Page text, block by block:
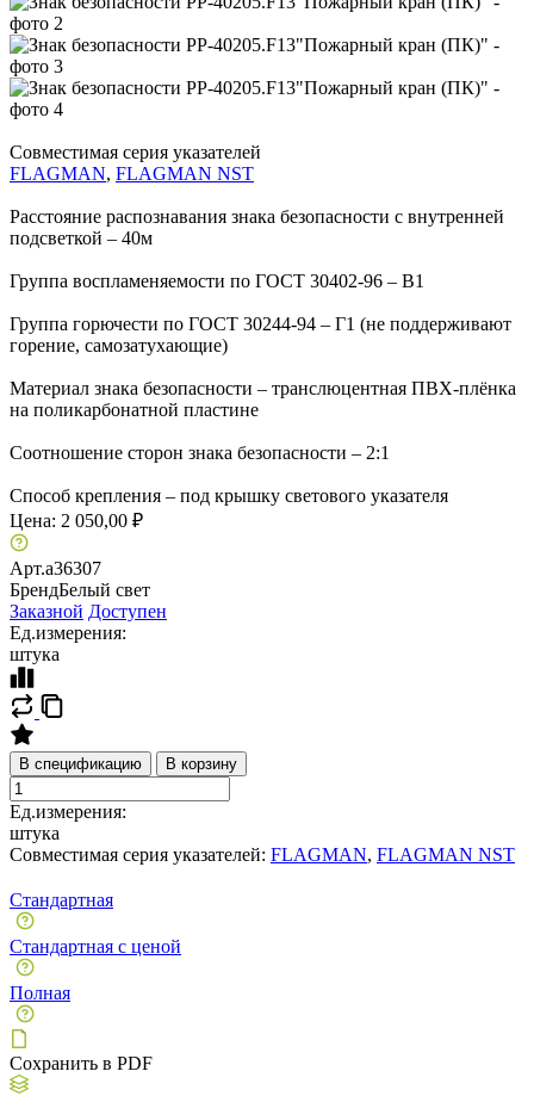
Совместимая серия указателей
FLAGMAN, FLAGMAN NST
Расстояние распознавания знака безопасности с внутренней
подсветкой – 40м
Группа воспламеняемости по ГОСТ 30402-96 – В1
Группа горючести по ГОСТ 30244-94 – Г1 (не поддерживают
горение, самозатухающие)
Материал знака безопасности – транслюцентная ПВХ-плёнка
на поликарбонатной пластине
Соотношение сторон знака безопасности – 2:1
Способ крепления – под крышку светового указателя
Цена: 2 050,00 ₽
Арт.a36307
БрендБелый свет
Заказной Доступен
Ед.измерения:
штука
В спецификацию В корзину
Ед.измерения:
штука
Совместимая серия указателей: FLAGMAN, FLAGMAN NST
Стандартная
Стандартная с ценой
Полная
Сохранить в PDF